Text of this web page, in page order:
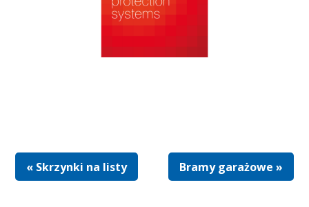
« Skrzynki na listy Bramy garażowe »